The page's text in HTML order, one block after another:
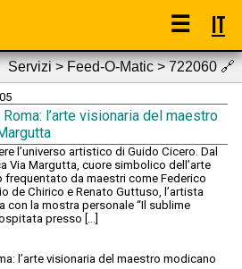
☰ IT
Servizi > Feed-O-Matic > 722060🔗
l’arte visionaria del maestro
l’universo artistico di Guido Cicero. Dal
Via Margutta, cuore simbolico dell’arte
frequentato da maestri come Federico
de Chirico e Renato Guttuso, l’artista
la mostra personale “Il sublime
presso [...]
l’arte visionaria del maestro modicano